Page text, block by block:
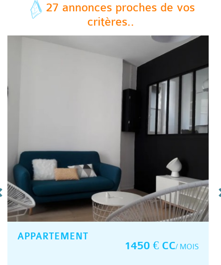
27 annonces proches de vos
critères..
APPARTEMENT
1450 € CC/ MOIS